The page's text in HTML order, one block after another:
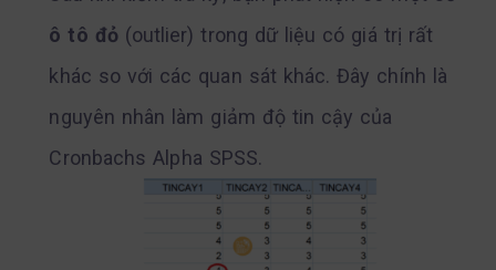
ô tô đỏ(outlier) trong dữ liệu có giá trị rất
khác so với các quan sát khác. Đây chính là
nguyên nhân làm giảm độ tin cậy của
Cronbachs Alpha SPSS.